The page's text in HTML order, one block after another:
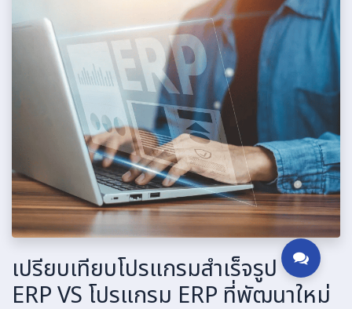
เปรียบเทียบโปรแกรมสำเร็จรูป
ERP VS โปรแกรม ERP ที่พัฒนาใหม่